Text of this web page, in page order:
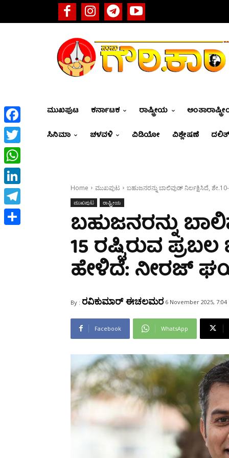
ಮುಖಪುಟ ಕರ್ನಾಟಕ ರಾಷ್ಟ್ರೀಯ
ಸಿನಿಮಾ
ಚಳವಳಿ ವಿಡಿಯೋ ವಿಶ್ಲೇಷಣೆ ದಲಿತ್
Home ಮುಖಪುಟ ಬಹುಜನರನ್ನು ಬಾಲಿವುಡ್ ನಿರ್ಲಕ್ಷಿಸಿದೆ,
ಮುಖಪುಟ ರಾಷ್ಟ್ರೀಯ
ಬಹುಜನರನ್ನು
15 ರಷ್ಟಿರುವ
ಹೇಳಿದೆ: ನೀರಜ್
By : ರವಿಕುಮಾರ್ ಈಚಲಮರ 6 November 2025, 7:04
Facebook WhatsApp
Facebook
Twitter
WhatsApp
LinkedIn
Telegram